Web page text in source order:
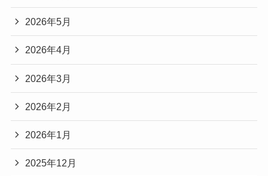
2026年5月
2026年4月
2026年3月
2026年2月
2026年1月
2025年12月